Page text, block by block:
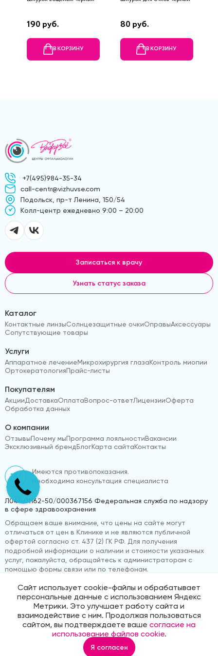
190 руб.
В КОРЗИНУ
80 руб.
В КОРЗИНУ
+7(495)984-35-34
call-centr@vizhuvse.com
Подольск, пр-т Ленина, 150/54
Kолл-центр ежедневно 9:00 – 20:00
Записаться к врачу
Узнать статус заказа
Каталог
Контактные линзыСолнцезащитные очкиОправыАксессуары
Сопутствующие товары
Услуги
Аппаратное лечениеМикрохирургия глазаКонтроль миопии
ОртокератологияПрайс-листы
Покупателям
АкцииДоставкаОплатаВопрос-ответЛицензииОферта
Обработка данных
О компании
ОтзывыПочему мыПрограмма лояльностиВакансии
Эксклюзивный брендБлогКарта сайтаКонтакты
18+
Имеются противопоказания.
Необходима консультация специалиста
Л041-01162-50/000367156 Федеральная служба по надзору
в сфере здравоохранения
Обращаем ваше внимание, что цены на сайте могут
отличаться от цен в Клинике и не являются публичной
офертой согласно ст. 437 (2) ГК РФ. Для получения
подробной информации о наличии и стоимости указанных
услуг, пожалуйста, обращайтесь к администраторам с
помощью формы связи или по телефонам.
© 2026 «ВижуВсё»
Реквизиты компании
Политика обработки персональных данных
Продвижение сайтаMedmaps
Сайт использует cookie-файлы и обрабатывает
персональные данные с использованием Яндекс
Метрики. Это улучшает работу сайта и
взаимодействие с ним. Продолжая пользоваться
сайтом, вы подтверждаете ваше согласие на
использование файлов cookie.
Я согласен